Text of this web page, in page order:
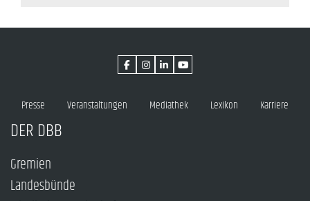
Presse Veranstaltungen Mediathek Lexikon Karriere
DER DBB
Gremien
Landesbünde